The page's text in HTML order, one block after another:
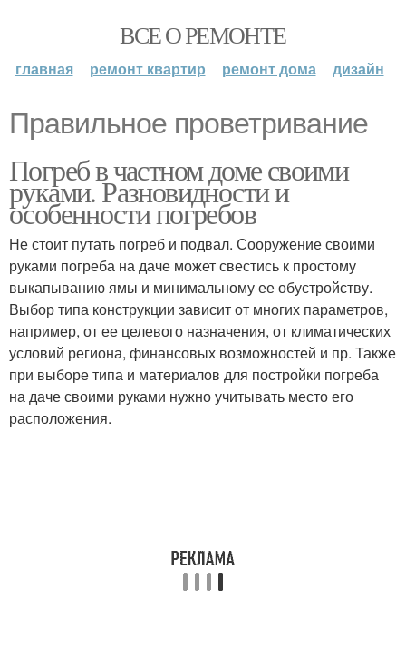
ВСЕ О РЕМОНТЕ
главная ремонт квартир ремонт дома дизайн
Правильное проветривание
Погреб в частном доме своими
руками. Разновидности и
особенности погребов
Не стоит путать погреб и подвал. Сооружение своими
руками погреба на даче может свестись к простому
выкапыванию ямы и минимальному ее обустройству.
Выбор типа конструкции зависит от многих параметров,
например, от ее целевого назначения, от климатических
условий региона, финансовых возможностей и пр. Также
при выборе типа и материалов для постройки погреба
на даче своими руками нужно учитывать место его
расположения.